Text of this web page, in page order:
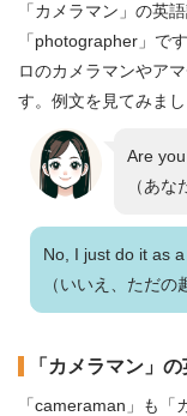
「カメラマン」の英
「photographer」で
ロのカメラマンやア
す。例文を見てみまし
Are
（あ
No, I just do it as a
（いいえ、ただの
「カメラマン」
「cameraman」も